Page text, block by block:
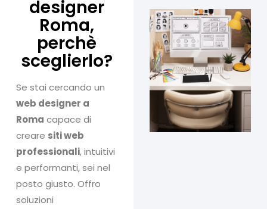
designer
Roma,
perchè
sceglierlo?
Se stai cercando un
web designer a
Roma capace di
creare siti web
professionali, intuitivi
e performanti, sei nel
posto giusto. Offro
soluzioni